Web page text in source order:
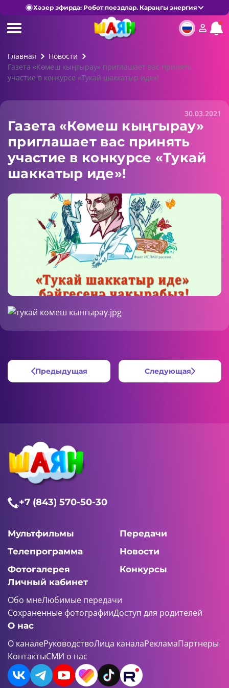
Хәзер эфирда: Робот поездлар. Караңгы энергия
Главная
Новости
Газета «Көмеш кыңгырау» приглашает вас принять
участие в конкурсе «Тукай шаккатыр иде»!
30.03.2021
Газета «Көмеш кыңгырау»
приглашает вас принять
участие в конкурсе «Тукай
шаккатыр иде»!
Предыдущая Следующая
+7 (843) 570-50-30
Мультфильмы
Передачи
Телепрограмма
Новости
Фотогалерея
Конкурсы
Личный кабинет
Обо мнеЛюбимые передачи
Сохраненные фотографииДоступ для родителей
О нас
О каналеРуководствоЛица каналаРекламаПартнеры
КонтактыСМИ о нас